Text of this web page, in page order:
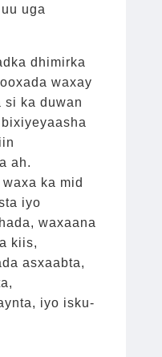
uga
dhimirka
waxay
si ka duwan
ah.
ka mid
iyo
waxaana
kiis,
asxaabta,
iyo isku-